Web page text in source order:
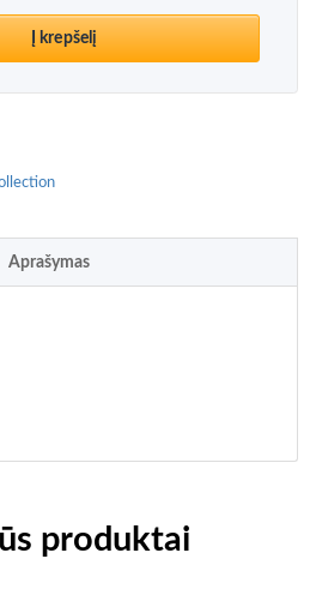
Į krepšelį
Aprašymas
produktai